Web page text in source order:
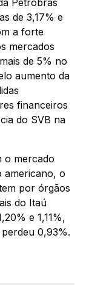
Petrobras
de 3,17% e
a forte
mercados
de 5% no
aumento da
financeiros
do SVB na
o mercado
americano, o
por órgãos
do Itaú
e 1,11%,
0,93%.